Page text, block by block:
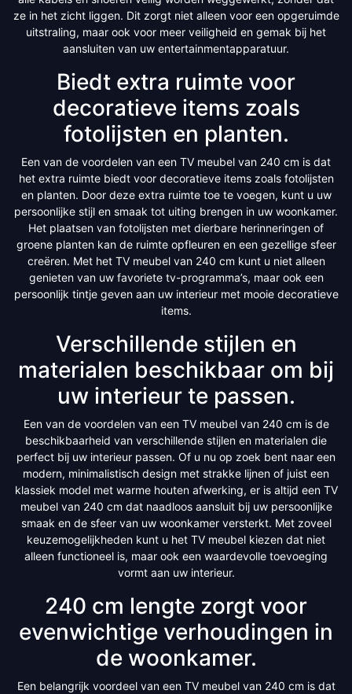
ze in het zicht liggen. Dit zorgt niet alleen voor een opgeruimde
uitstraling, maar ook voor meer veiligheid en gemak bij het
aansluiten van uw entertainmentapparatuur.
Biedt extra ruimte voor
decoratieve items zoals
fotolijsten en planten.
Een van de voordelen van een TV meubel van 240 cm is dat
het extra ruimte biedt voor decoratieve items zoals fotolijsten
en planten. Door deze extra ruimte toe te voegen, kunt u uw
persoonlijke stijl en smaak tot uiting brengen in uw woonkamer.
Het plaatsen van fotolijsten met dierbare herinneringen of
groene planten kan de ruimte opfleuren en een gezellige sfeer
creëren. Met het TV meubel van 240 cm kunt u niet alleen
genieten van uw favoriete tv-programma’s, maar ook een
persoonlijk tintje geven aan uw interieur met mooie decoratieve
items.
Verschillende stijlen en
materialen beschikbaar om bij
uw interieur te passen.
Een van de voordelen van een TV meubel van 240 cm is de
beschikbaarheid van verschillende stijlen en materialen die
perfect bij uw interieur passen. Of u nu op zoek bent naar een
modern, minimalistisch design met strakke lijnen of juist een
klassiek model met warme houten afwerking, er is altijd een TV
meubel van 240 cm dat naadloos aansluit bij uw persoonlijke
smaak en de sfeer van uw woonkamer versterkt. Met zoveel
keuzemogelijkheden kunt u het TV meubel kiezen dat niet
alleen functioneel is, maar ook een waardevolle toevoeging
vormt aan uw interieur.
240 cm lengte zorgt voor
evenwichtige verhoudingen in
de woonkamer.
Een belangrijk voordeel van een TV meubel van 240 cm is dat